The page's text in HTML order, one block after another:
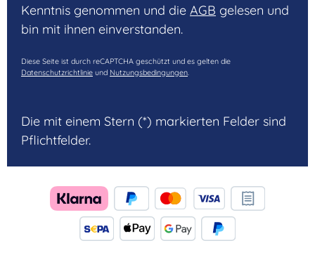
Kenntnis genommen und die AGB gelesen und
bin mit ihnen einverstanden.
Diese Seite ist durch reCAPTCHA geschützt und es gelten die
Datenschutzrichtlinie und Nutzungsbedingungen.
Die mit einem Stern (*) markierten Felder sind
Pflichtfelder.